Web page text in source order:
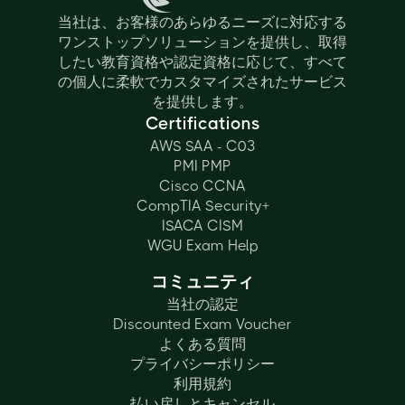
当社は、お客様のあらゆるニーズに対応する
ワンストップソリューションを提供し、取得
したい教育資格や認定資格に応じて、すべて
の個人に柔軟でカスタマイズされたサービス
を提供します。
Certifications
AWS SAA - C03
PMI PMP
Cisco CCNA
CompTIA Security+
ISACA CISM
WGU Exam Help
コミュニティ
当社の認定
Discounted Exam Voucher
よくある質問
プライバシーポリシー
利用規約